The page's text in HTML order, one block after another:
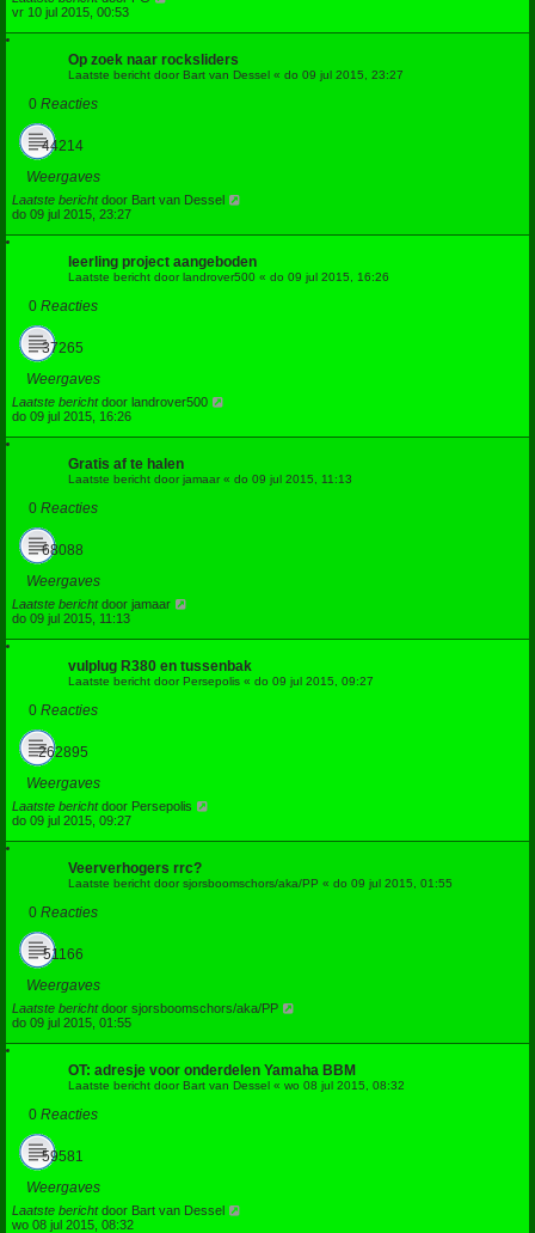
vr 10 jul 2015, 00:53
Op zoek naar rocksliders
Laatste bericht doorBart van Dessel « do 09 jul 2015, 23:27
0 Reacties
44214
Weergaves
Laatste berichtdoor Bart van Dessel
do 09 jul 2015, 23:27
leerling project aangeboden
Laatste bericht doorlandrover500 « do 09 jul 2015, 16:26
0 Reacties
37265
Weergaves
Laatste berichtdoor landrover500
do 09 jul 2015, 16:26
Gratis af te halen
Laatste bericht doorjamaar« do 09 jul 2015, 11:13
0 Reacties
68088
Weergaves
Laatste berichtdoor jamaar
do 09 jul 2015, 11:13
vulplug R380 en tussenbak
Laatste bericht doorPersepolis « do 09 jul 2015, 09:27
0 Reacties
262895
Weergaves
Laatste berichtdoor Persepolis
do 09 jul 2015, 09:27
Veerverhogers rrc?
Laatste bericht doorsjorsboomschors/aka/PP « do 09 jul 2015, 01:55
0 Reacties
51166
Weergaves
Laatste berichtdoor sjorsboomschors/aka/PP
do 09 jul 2015, 01:55
OT: adresje voor onderdelen Yamaha BBM
Laatste bericht doorBart van Dessel « wo 08 jul 2015, 08:32
0 Reacties
59581
Weergaves
Laatste berichtdoor Bart van Dessel
wo 08 jul 2015, 08:32